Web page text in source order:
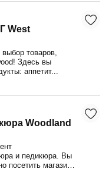
West
товаров,
Здесь вы
аппетит...
Woodland
и педикюра. Вы
посетить магазин